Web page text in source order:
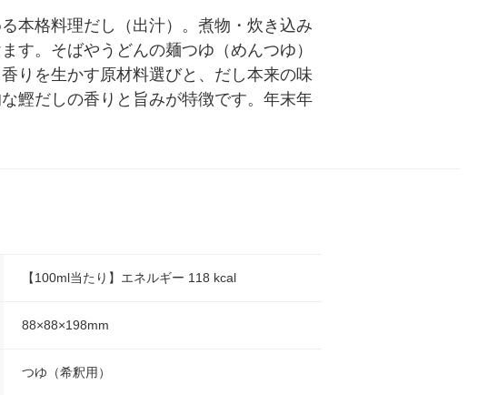
本格料理だし（出汁）。煮物・炊き込み
す。そばやうどんの麺つゆ（めんつゆ）
りを生かす原材料選びと、だし本来の味
鰹だしの香りと旨みが特徴です。年末年
【100ml当たり】エネルギー 118 kcal
88×88×198mm
つゆ（希釈用）